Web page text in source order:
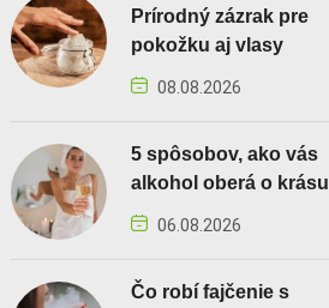
Prírodný zázrak pre
pokožku aj vlasy
08.08.2026
5 spôsobov, ako vás
alkohol oberá o krásu
06.08.2026
Čo robí fajčenie s